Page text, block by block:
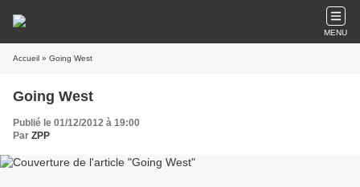
MENU
Accueil » Going West
Going West
Publié le 01/12/2012 à 19:00
Par ZPP